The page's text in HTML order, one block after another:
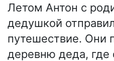
Летом Антон с
дедушкой
путешествие. Они
деревню деда, где